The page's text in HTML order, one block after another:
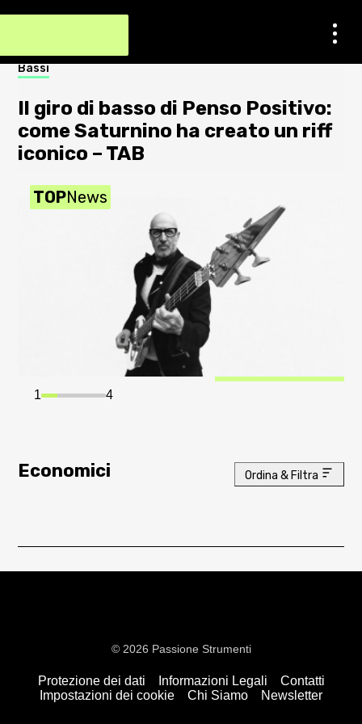
Impostazioni dei cookie
Chi Siamo
Newsletter
Bassi
Il giro di basso di Penso Positivo:
come Saturnino ha creato un riff
iconico – TAB
TOPNews
1 4
Economici Ordina & Filtra
Protezione dei dati Informazioni Legali
Contatti
Impostazioni dei cookie
Chi Siamo Newsletter
© 2026 Passione Strumenti